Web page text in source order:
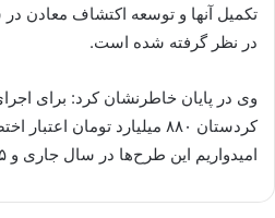
تکمیل آنها و توسعه اکتشاف معادن
در نظر گرفته شده است.
کردستان ۸۸۰ میلیارد تومان
امیدواریم این طرح‌ها در سال جاری و ۹۵ اجرایی شود.